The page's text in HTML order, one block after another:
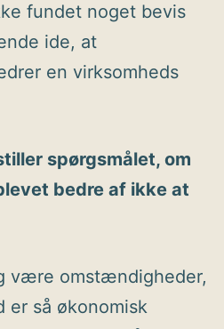
fundet noget bevis
ide, at
en virksomheds
spørgsmålet, om
bedre af ikke at
være omstændigheder,
er så økonomisk